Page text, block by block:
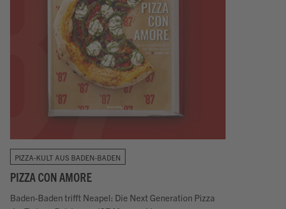
PIZZA-KULT AUS BADEN-BADEN
PIZZA CON AMORE
Baden-Baden trifft Neapel: Die Next Generation Pizza